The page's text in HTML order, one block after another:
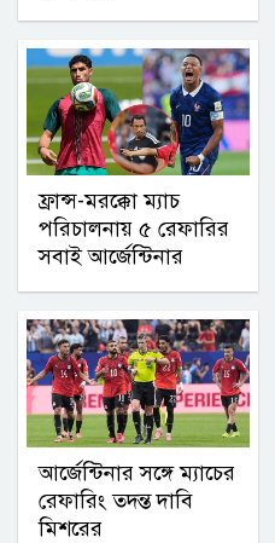
ফ্রান্স-মরক্কো ম্যাচ
পরিচালনায় ৫ রেফারির
সবাই আর্জেন্টিনার
আর্জেন্টিনার সঙ্গে ম্যাচের
রেফারিং তদন্ত দাবি
মিশরের